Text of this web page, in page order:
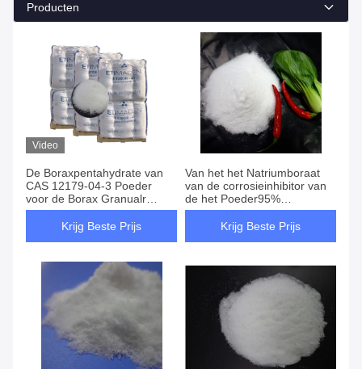
Producten
Video
De Boraxpentahydrate van
CAS 12179-04-3 Poeder
voor de Borax Granualr
24tons van het Glasemail
Krijg Beste Prijs
Van het het Natriumboraat
van de corrosieinhibitor van
de het Poeder95%
Zuiverheid het Booroxyde
Krijg Beste Prijs